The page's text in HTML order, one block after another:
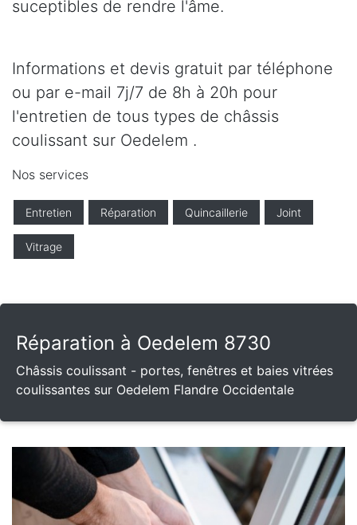
suceptibles de rendre l'âme.
Informations et devis gratuit par téléphone
ou par e-mail 7j/7 de 8h à 20h pour
l'entretien de tous types de châssis
coulissant sur Oedelem .
Nos services
Entretien Réparation Quincaillerie Joint
Vitrage
Réparation à Oedelem 8730
Châssis coulissant - portes, fenêtres et baies vitrées
coulissantes sur Oedelem Flandre Occidentale